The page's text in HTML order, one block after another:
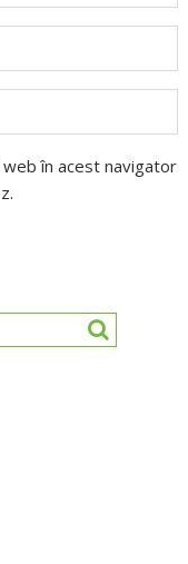
web în acest navigator